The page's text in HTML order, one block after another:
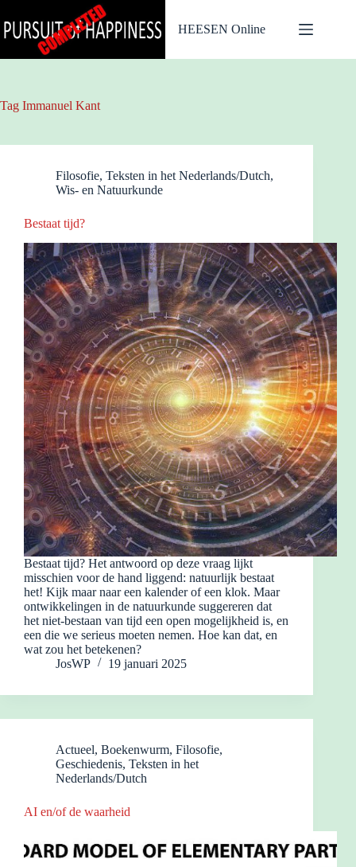
naar
de
HEESEN Online
Tag Immanuel Kant
Filosofie, Teksten in het Nederlands/Dutch,
Wis- en Natuurkunde
Bestaat tijd?
Bestaat tijd? Het antwoord op deze vraag lijkt
misschien voor de hand liggend: natuurlijk bestaat
het! Kijk maar naar een kalender of een klok. Maar
ontwikkelingen in de natuurkunde suggereren dat
het niet-bestaan ​​van tijd een open mogelijkheid is, en
een die we serieus moeten nemen. Hoe kan dat, en
wat zou het betekenen?
JosWP
19 januari 2025
Actueel, Boekenwurm, Filosofie,
Geschiedenis, Teksten in het
Nederlands/Dutch
AI en/of de waarheid